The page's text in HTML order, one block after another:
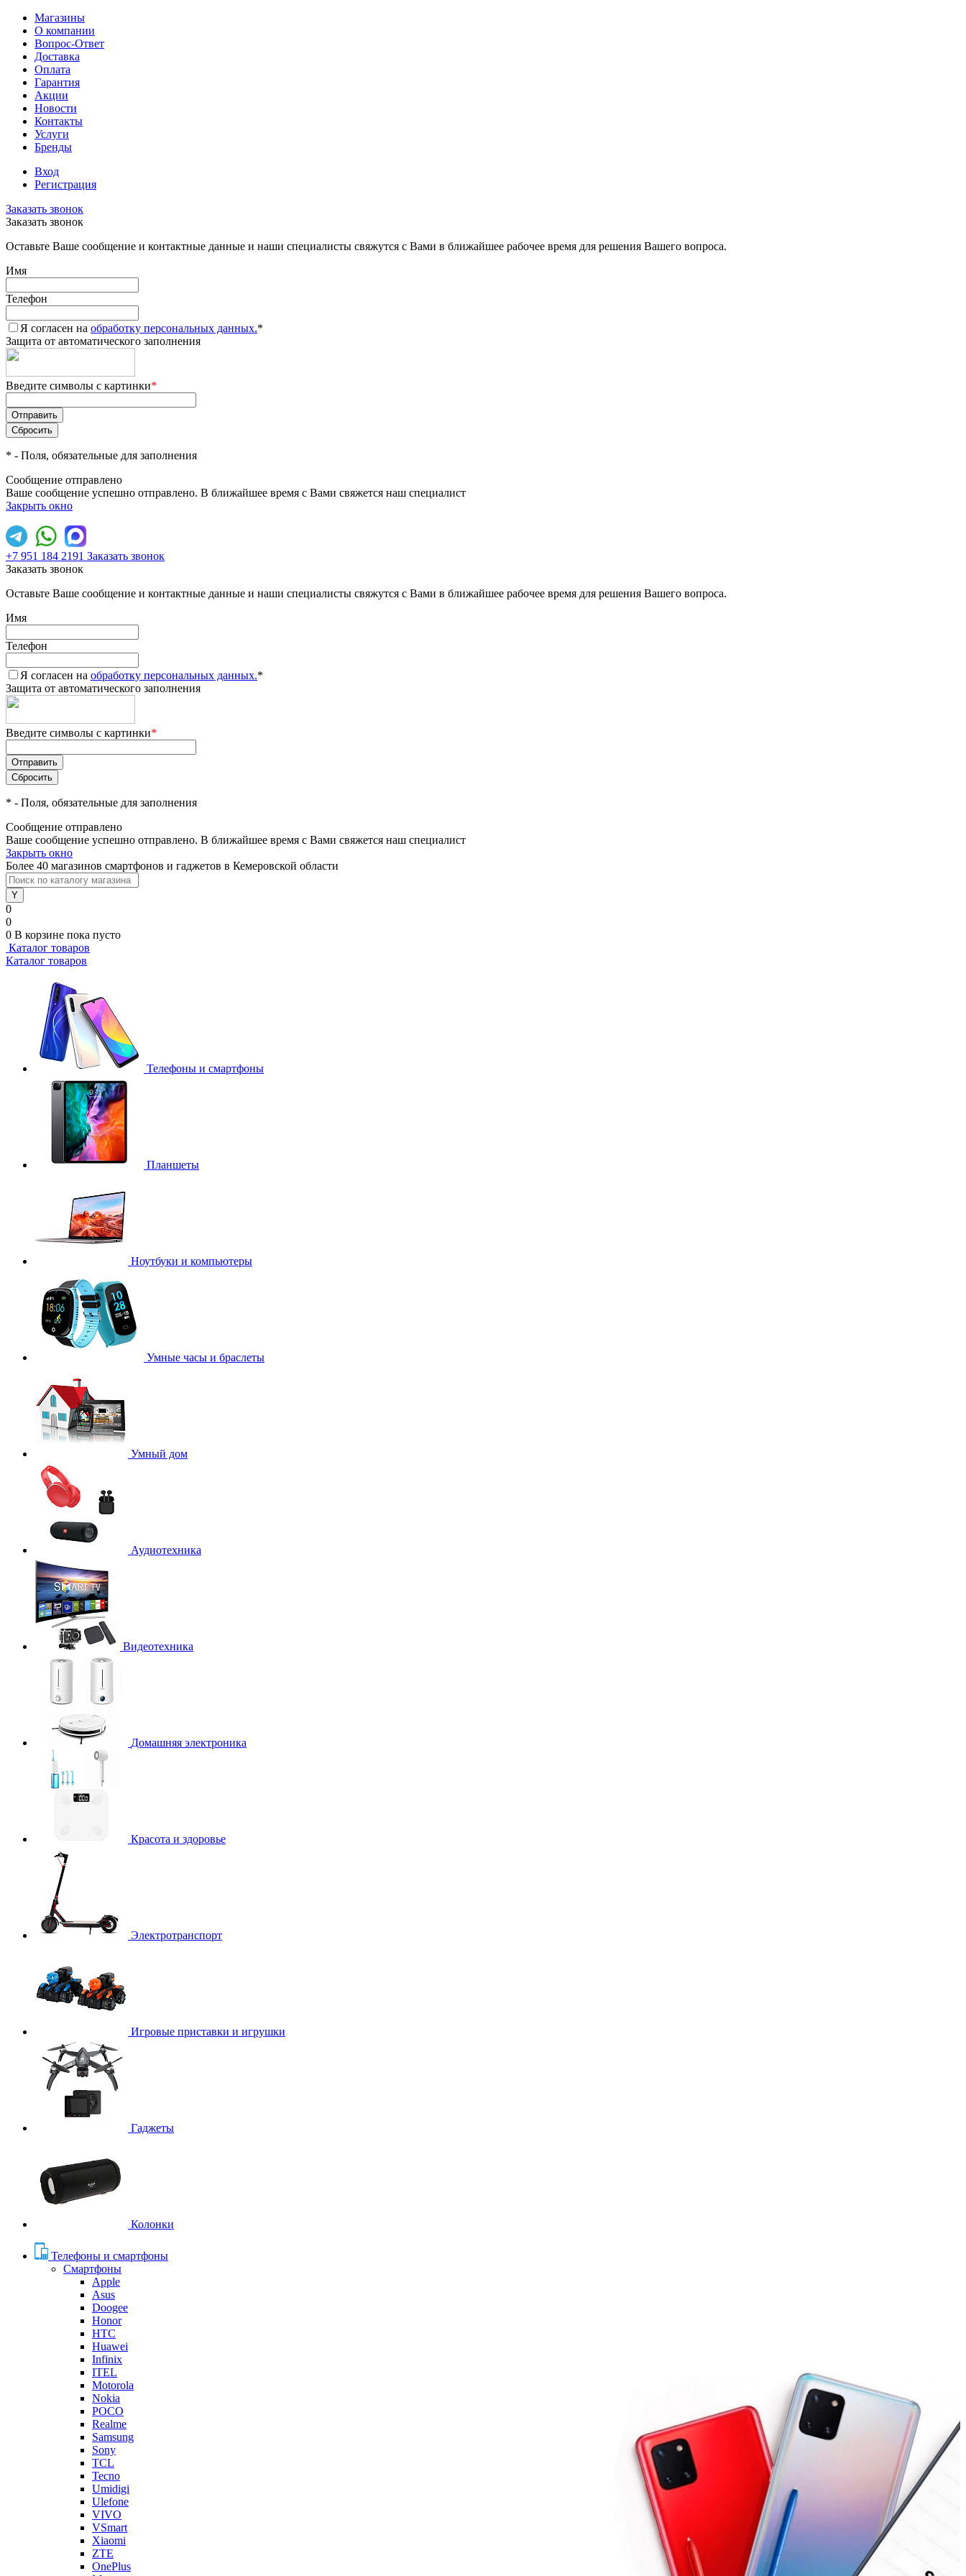
Магазины
О компании
Вопрос-Ответ
Доставка
Оплата
Гарантия
Акции
Новости
Контакты
Услуги
Бренды
Вход
Регистрация
Заказать звонок
Заказать звонок
Оставьте Ваше сообщение и контактные данные и наши специалисты свяжутся с Вами в ближайшее рабочее время для решения Вашего вопроса.
Имя
Телефон
Я согласен на обработку персональных данных.*
Защита от автоматического заполнения
Введите символы с картинки*
* - Поля, обязательные для заполнения
Сообщение отправлено
Ваше сообщение успешно отправлено. В ближайшее время с Вами свяжется наш специалист
Закрыть окно
+7 951 184 2191 Заказать звонок
Заказать звонок
Оставьте Ваше сообщение и контактные данные и наши специалисты свяжутся с Вами в ближайшее рабочее время для решения Вашего вопроса.
Имя
Телефон
Я согласен на обработку персональных данных.*
Защита от автоматического заполнения
Введите символы с картинки*
* - Поля, обязательные для заполнения
Сообщение отправлено
Ваше сообщение успешно отправлено. В ближайшее время с Вами свяжется наш специалист
Закрыть окно
Более 40 магазинов смартфонов и гаджетов в Кемеровской области
0
0
0 В корзине пока пусто
Каталог товаров
Каталог товаров
Телефоны и смартфоны
Планшеты
Ноутбуки и компьютеры
Умные часы и браслеты
Умный дом
Аудиотехника
Видеотехника
Домашняя электроника
Красота и здоровье
Электротранспорт
Игровые приставки и игрушки
Гаджеты
Колонки
Телефоны и смартфоны
Смартфоны
Apple
Asus
Doogee
Honor
HTC
Huawei
Infinix
ITEL
Motorola
Nokia
POCO
Realme
Samsung
Sony
TCL
Tecno
Umidigi
Ulefone
VIVO
VSmart
Xiaomi
ZTE
OnePlus